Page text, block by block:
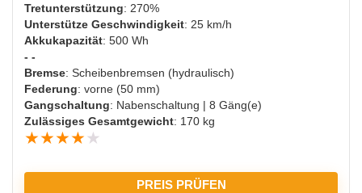
Tretunterstützung: 270%
Unterstütze Geschwindigkeit: 25 km/h
Akkukapazität: 500 Wh
- -
Bremse: Scheibenbremsen (hydraulisch)
Federung: vorne (50 mm)
Gangschaltung: Nabenschaltung | 8 Gäng(e)
Zulässiges Gesamtgewicht: 170 kg
★★★★ ★
PREIS PRÜFEN